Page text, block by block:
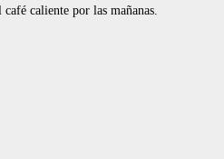
caliente por las mañanas.